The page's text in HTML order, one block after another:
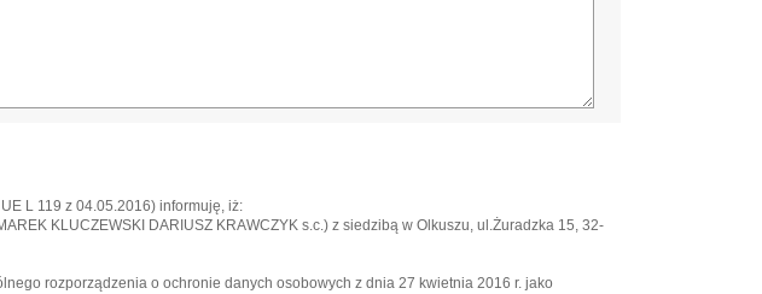
L 119 z 04.05.2016) informuję, iż:
KLUCZEWSKI DARIUSZ KRAWCZYK s.c.) z siedzibą w Olkuszu, ul.Żuradzka 15, 32-
rozporządzenia o ochronie danych osobowych z dnia 27 kwietnia 2016 r. jako